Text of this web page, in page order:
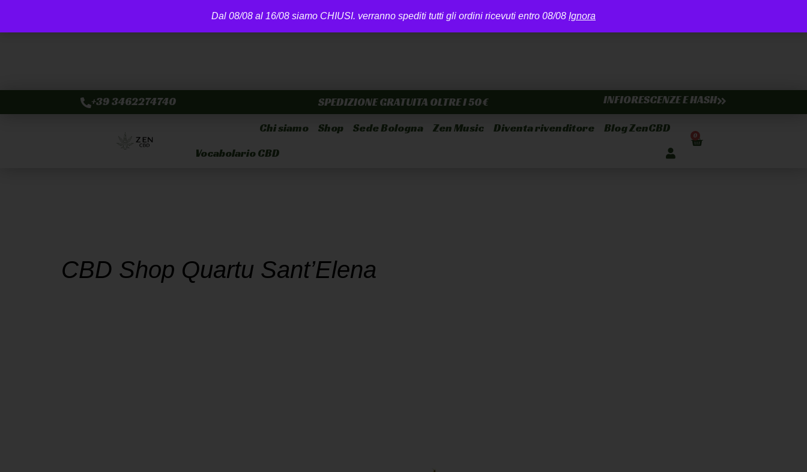
Dal 08/08 al 16/08 siamo CHIUSI. verranno spediti tutti gli ordini ricevuti entro 08/08 Ignora
+39 3462274740 SPEDIZIONE GRATUITA OLTRE I 50€ INFIORESCENZE E HASH
Chi siamo Shop Sede Bologna Zen Music Diventa rivenditore
Blog ZenCBD
Vocabolario CBD
0
CBD Shop Quartu Sant’Elena